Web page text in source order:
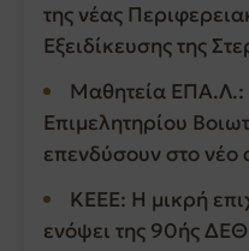
της νέας
Εξειδίκευσης της
Μαθητεία ΕΠΑ.Λ.:
Επιμελητηρίου
επενδύσουν στο
ΚΕΕΕ: Η μικρή
ενόψει της 90ής ΔΕΘ